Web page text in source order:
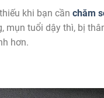
khi bạn cần chăm
mụn tuổi dậy thì, bị
hơn.